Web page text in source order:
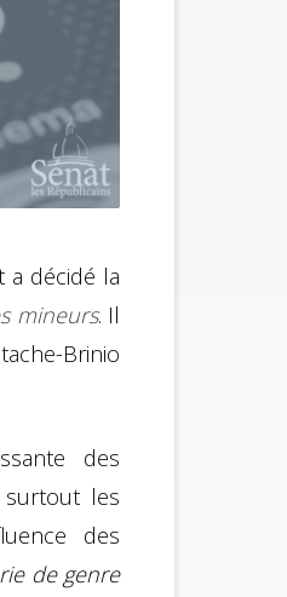
a décidé la
mineurs. Il
Brinio
des
surtout les
des
de genre